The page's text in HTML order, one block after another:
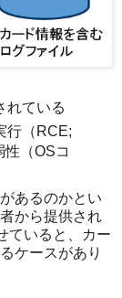
れている
行（RCE;
（OSコ
あるのかとい
から提供され
ていると、カー
ケースがあり